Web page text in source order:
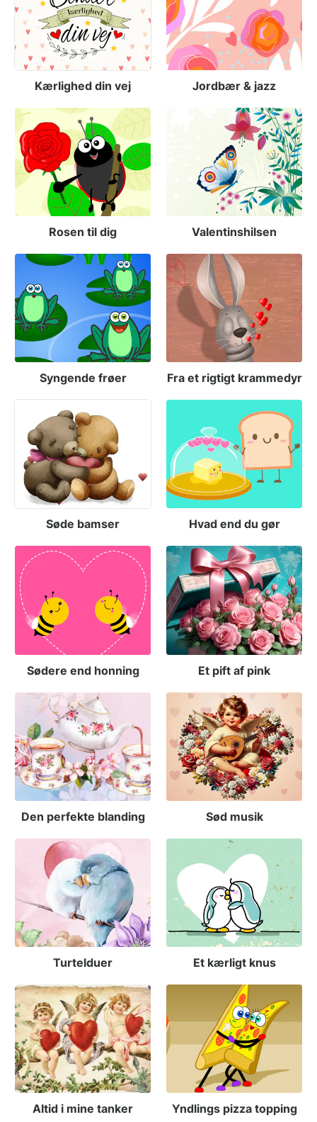
Kærlighed din vej Jordbær & jazz
Rosen til dig Valentinshilsen
Syngende frøer Fra et rigtigt krammedyr
Søde bamser Hvad end du gør
Sødere end honning Et pift af pink
Den perfekte blanding Sød musik
Turtelduer Et kærligt knus
Altid i mine tanker Yndlings pizza topping